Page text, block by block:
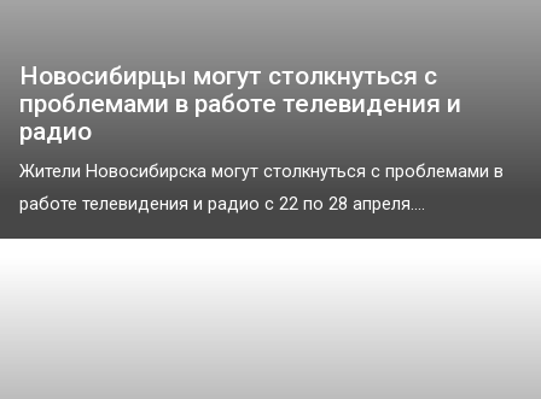
Новосибирцы могут столкнуться с
проблемами в работе телевидения и
радио
Жители Новосибирска могут столкнуться с проблемами в
работе телевидения и радио с 22 по 28 апреля....